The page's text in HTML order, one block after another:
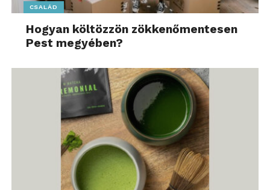
CSALÁD
Hogyan költözzön zökkenőmentesen
Pest megyében?